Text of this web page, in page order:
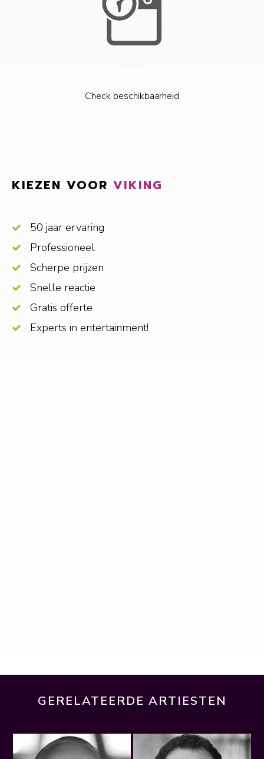
Check beschikbaarheid
KIEZEN VOOR VIKING
50 jaar ervaring
Professioneel
Scherpe prijzen
Snelle reactie
Gratis offerte
Experts in entertainment!
GERELATEERDE ARTIESTEN